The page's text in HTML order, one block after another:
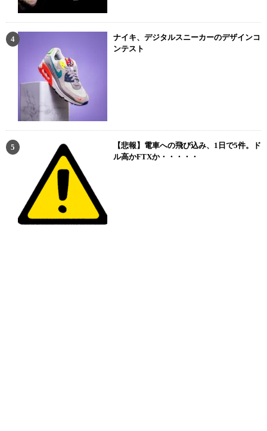
ナイキ、デジタルスニーカーのデザインコ
ンテスト
【悲報】電車への飛び込み、1日で5件。ド
ル高かFTXか・・・・・